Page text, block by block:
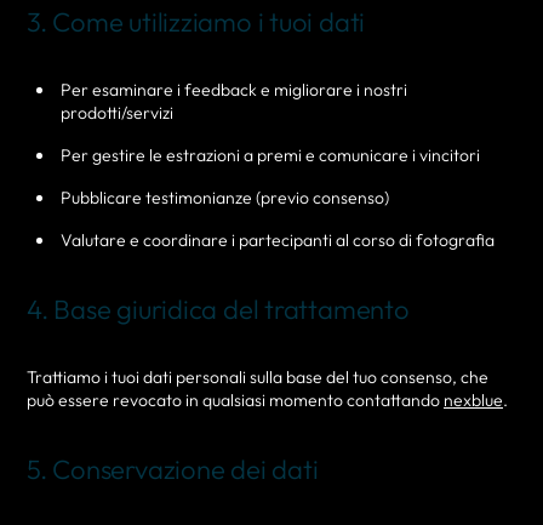
3. Come utilizziamo i tuoi dati
Per esaminare i feedback e migliorare i nostri
prodotti/servizi
Per gestire le estrazioni a premi e comunicare i vincitori
Pubblicare testimonianze (previo consenso)
Valutare e coordinare i partecipanti al corso di fotografia
4. Base giuridica del trattamento
Trattiamo i tuoi dati personali sulla base del tuo consenso, che
può essere revocato in qualsiasi momento contattando nexblue.
5. Conservazione dei dati